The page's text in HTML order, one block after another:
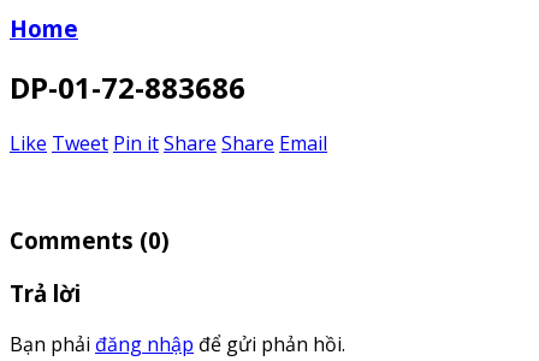
Home
DP-01-72-883686
Like Tweet Pin itShare Share Email
Comments (0)
Trả lời
Bạn phải đăng nhập để gửi phản hồi.